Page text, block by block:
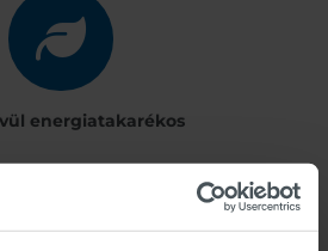
energiatakarékos